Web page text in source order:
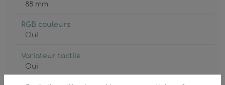
88 mm
RGB couleurs
Oui
Variateur tactile
Oui